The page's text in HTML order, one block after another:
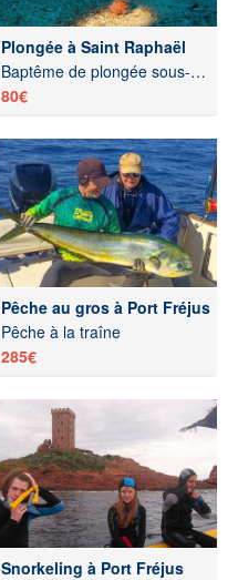
Plongée à Saint Raphaël
Baptême de plongée sous-marine
80€
Pêche au gros à Port Fréjus
Pêche à la traîne
285€
Snorkeling à Port Fréjus